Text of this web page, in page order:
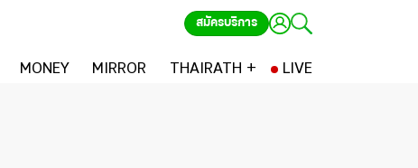
สมัครบริการ
MONEY MIRROR THAIRATH + LIVE